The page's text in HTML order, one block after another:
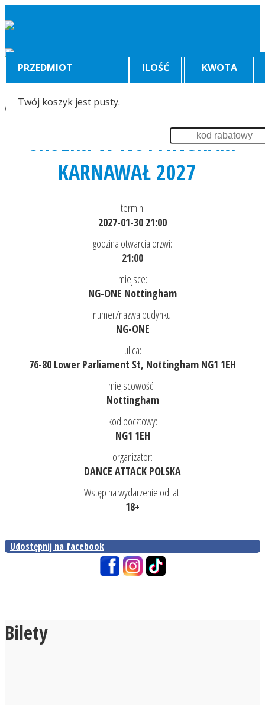
PRZEDMIOT ILOŚĆ KWOTA
Twój koszyk jest pusty.
Wyświetlenia:6631
SKOLIM W NOTTINGHAM
KARNAWAŁ 2027
termin:
2027-01-30 21:00
godzina otwarcia drzwi:
21:00
miejsce:
NG-ONE Nottingham
numer/nazwa budynku:
NG-ONE
ulica:
76-80 Lower Parliament St, Nottingham NG1 1EH
miejscowość :
Nottingham
kod pocztowy:
NG1 1EH
organizator:
DANCE ATTACK POLSKA
Wstęp na wydarzenie od lat:
18+
Udostępnij na facebook
Bilety